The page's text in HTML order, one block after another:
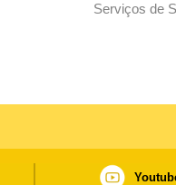
Serviços de